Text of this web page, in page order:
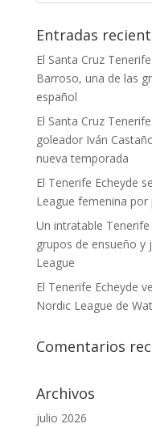
Entradas
El Santa Cruz
Barroso, una de las
español
El Santa Cruz
goleador Iván
nueva temporada
El Tenerife Echeyde
League femenina
Un intratable
grupos de ensueño y
League
El Tenerife Echeyde
Nordic League de
Comentarios
Archivos
julio 2026